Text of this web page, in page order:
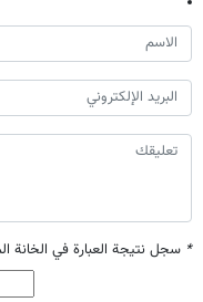
* سجل نتيجة العبارة في الخانة